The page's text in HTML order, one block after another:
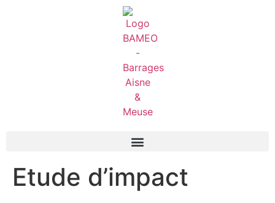
Etude d’impact